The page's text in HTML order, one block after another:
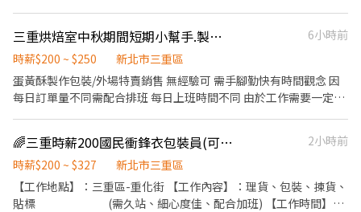
三重烘焙室中秋期間短期小幫手.製作包裝.外場銷售無經驗可
6小時前
時薪$200 ~ $250
新北市三重區
蛋黃酥製作包裝/外場特賣銷售 無經驗可 需手腳勤快有時間觀念 因
每日訂單量不同需配合排班 每日上班時間不同 由於工作需要一定時
考用 實際9月後時間比較穩定 8月時間較短練手用 無經驗可以教 但
需要本身手腳勤快.願意學習 工作室有冷氣不熱 有椅子可以座 同事
單純氛圍和諧歡樂 有勞健保
🌈三重時薪200國民衝鋒衣包裝員(可日週領)
2小時前
時薪$200 ~ $327
新北市三重區
【工作地點】：三重區-重化街 【工作內容】：理貨、包裝、揀貨、
貼標 (需久站、細心度佳、配合加班) 【工作時間】：